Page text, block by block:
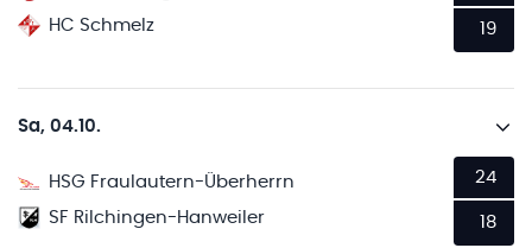
HC Schmelz
19
Sa, 04.10.
HSG Fraulautern-Überherrn
SF Rilchingen-Hanweiler
24
18